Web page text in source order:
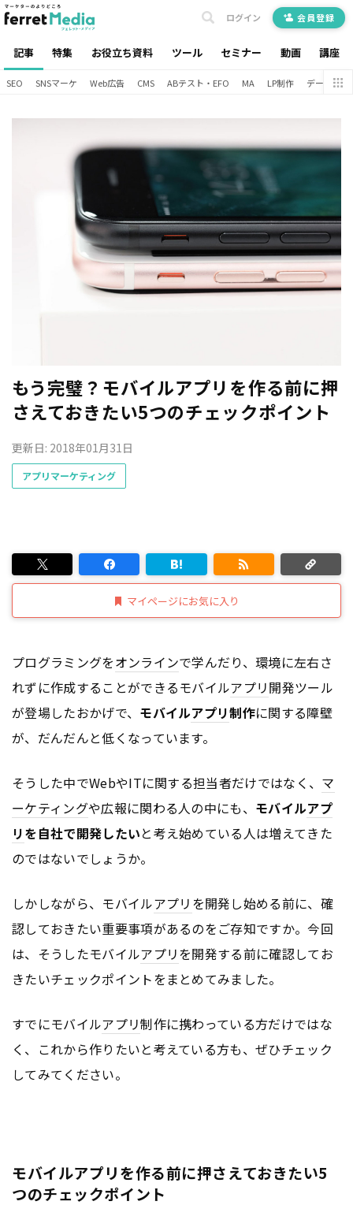
記事 特集 お役立ち資料 ツール セミナー 動画 講座
ログイン 会員登録
SEO SNSマーケ Web広告 CMS ABテスト・EFO MA LP制作 データ分析
もう完璧？モバイルアプリを作る前に押
さえておきたい5つのチェックポイント
更新日: 2018年01月31日
アプリマーケティング
マイページにお気に入り
プログラミングをオンラインで学んだり、環境に左右さ
れずに作成することができるモバイルアプリ開発ツール
が登場したおかげで、 モバイルアプリ制作に関する障壁
が、だんだんと低くなっています。
そうした中でWebやITに関する担当者だけではなく、 マ
ーケティングや広報に関わる人の中にも、 モバイルアプ
リを自社で開発したいと考え始めている人は増えてきた
のではないでしょうか。
しかしながら、モバイルアプリ を開発し始める前に、確
認しておきたい重要事項があるのをご存知ですか。今回
は、そうしたモバイルアプリを開発する前に確認してお
きたいチェックポイントをまとめてみました。
すでにモバイルアプリ制作に携わっている方だけではな
く、これから作りたいと考えている方も、ぜひチェック
してみてください。
モバイルアプリを作る前に押さえておきたい5
つのチェックポイント